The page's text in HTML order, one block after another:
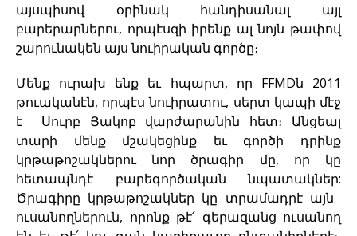
այսպիսով օրինակ հանդիսանալ այլ
բարերարներու, որպէսզի իրենք ալ նոյն թափով
շարունակեն այս նուիրական գործը։
Մենք ուրախ ենք եւ հպարտ, որ FFMDն 2011
թուականէն, որպէս նուիրատու, սերտ կապի մէջ
է Սուրբ Յակոբ վարժարանին հետ։ Անցեալ
տարի մենք մշակեցինք եւ գործի դրինք
կրթաթոշակներու նոր ծրագիր մը, որ կը
հետապնդէ բարեգործական նպատակներ:
Ծրագիրը կրթաթոշակներ կը տրամադրէ այն ​​
ուսանողներուն, որոնք թէ՛ գերազանց ուսանող